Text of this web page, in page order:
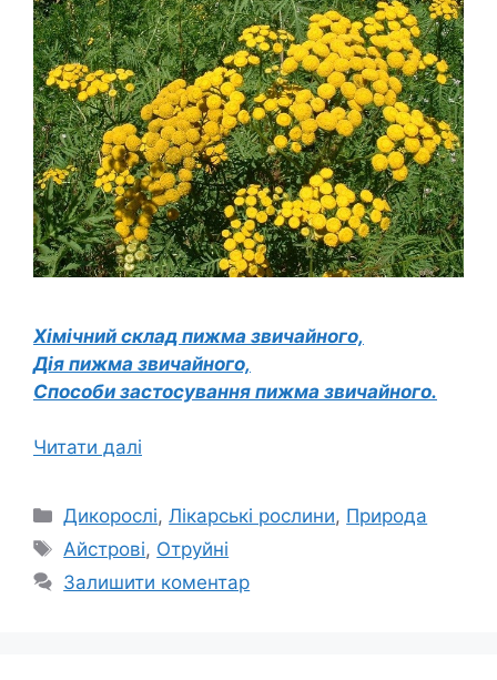
Хімічний склад пижма звичайного,
Дія пижма звичайного,
Способи застосування пижма звичайного.
Читати далі
Категорії
Дикорослі,Лікарські рослини, Природа
Позначки
Айстрові, Отруйні
Залишити коментар